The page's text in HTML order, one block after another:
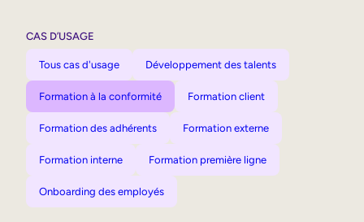
CAS D’USAGE
Tous cas d'usage Développement des talents
Formation à la conformité Formation client
Formation des adhérents Formation externe
Formation interne Formation première ligne
Onboarding des employés